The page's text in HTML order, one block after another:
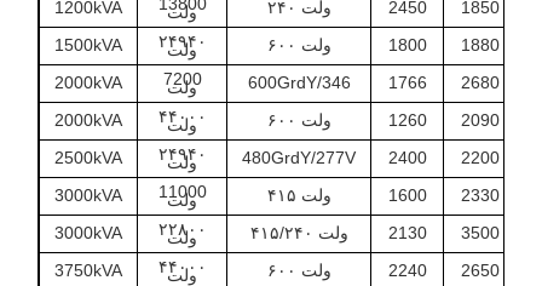
1200kVA ولت ۲۴۰ ولت 2450 1850
1500kVA
۲۴۹۴۰
ولت ۶۰۰ ولت 1800 1880
2000kVA
7200
ولت 600GrdY/346 1766 2680
2000kVA
۴۴۰۰۰
ولت ۶۰۰ ولت 1260 2090
2500kVA
۲۴۹۴۰
ولت 480GrdY/277V 2400 2200
3000kVA
11000
ولت ۴۱۵ ولت 1600 2330
3000kVA
۲۲۸۰۰
ولت ۴۱۵/۲۴۰ ولت 2130 3500
3750kVA
۴۴۰۰۰
ولت ۶۰۰ ولت 2240 2650